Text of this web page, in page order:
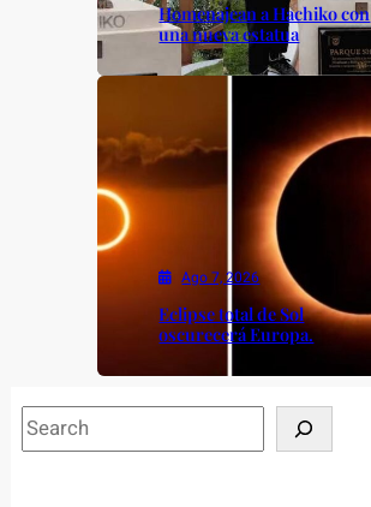
Homenajean a Hachiko con
una nueva estatua
Ago 7, 2026
Eclipse total de Sol
oscurecerá Europa.
S
e